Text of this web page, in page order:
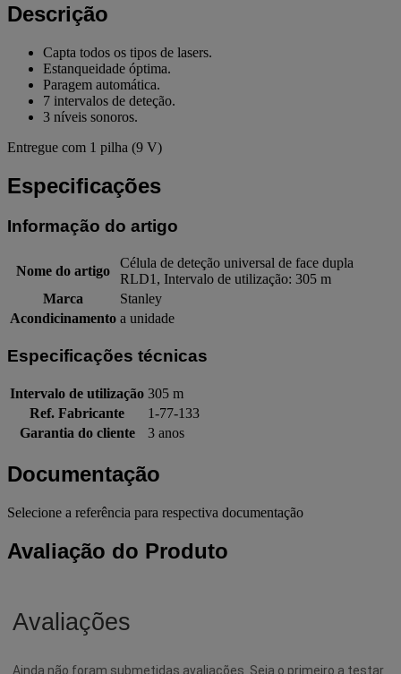
Descrição
Capta todos os tipos de lasers.
Estanqueidade óptima.
Paragem automática.
7 intervalos de deteção.
3 níveis sonoros.
Entregue com 1 pilha (9 V)
Especificações
Informação do artigo
Nome do artigo
Célula de deteção universal de face dupla
RLD1, Intervalo de utilização: 305 m
Marca
Stanley
Acondicinamento a unidade
Especificações técnicas
Intervalo de utilização 305 m
Ref. Fabricante
1-77-133
Garantia do cliente
3 anos
Documentação
Selecione a referência para respectiva documentação
Avaliação do Produto